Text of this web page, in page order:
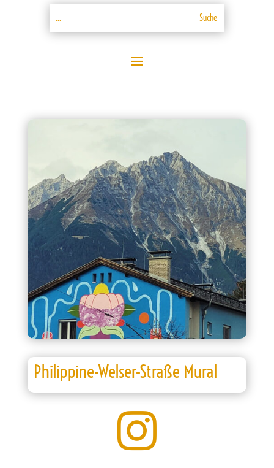
Philippine-Welser-Straße Mural
